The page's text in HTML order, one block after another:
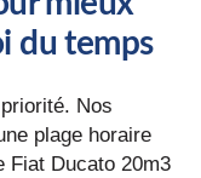
du temps
Nos
plage horaire
Fiat Ducato 20m3